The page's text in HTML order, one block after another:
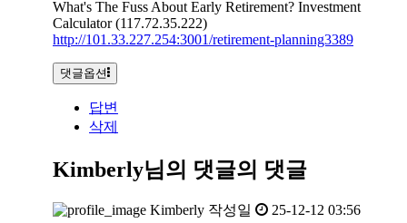
What's The Fuss About Early Retirement? Investment
Calculator (117.72.35.222)
http://101.33.227.254:3001/retirement-planning3389
댓글옵션
답변
삭제
Kimberly님의 댓글의 댓글
Kimberly 작성일 25-12-12 03:56